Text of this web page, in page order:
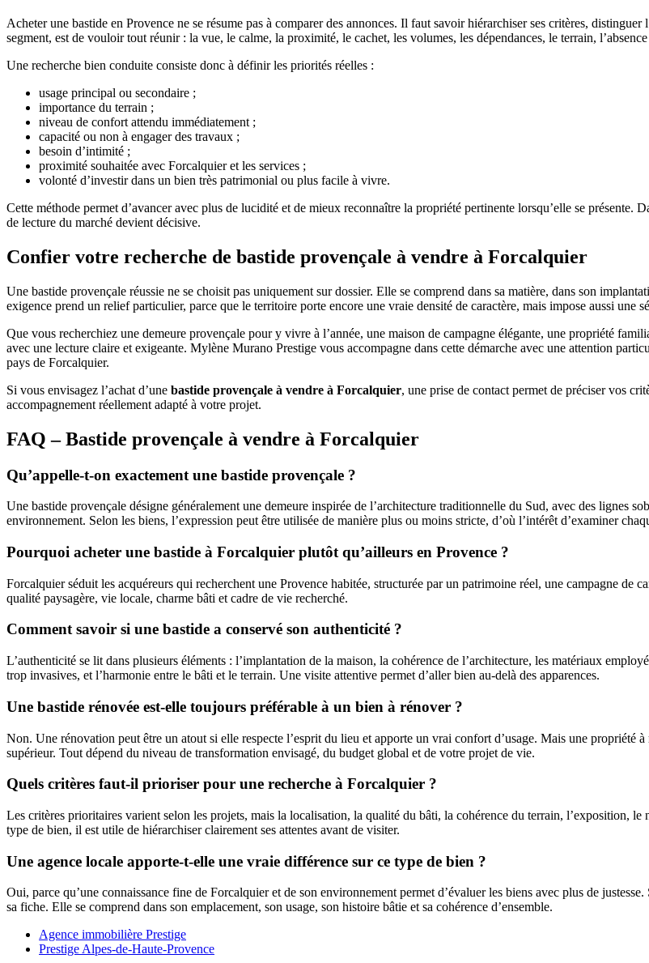
Acheter une bastide en Provence ne se résume pas à comparer des annonces. Il faut savoir hiérarchiser ses critères,
segment, est de vouloir tout réunir : la vue, le calme, la proximité, le cachet, les volumes, les dépendances, le terrain,
Une recherche bien conduite consiste donc à définir les priorités réelles :
usage principal ou secondaire ;
importance du terrain ;
niveau de confort attendu immédiatement ;
capacité ou non à engager des travaux ;
besoin d’intimité ;
proximité souhaitée avec Forcalquier et les services ;
volonté d’investir dans un bien très patrimonial ou plus facile à vivre.
Cette méthode permet d’avancer avec plus de lucidité et de mieux reconnaître la propriété pertinente lorsqu’elle se présente.
de lecture du marché devient décisive.
Confier votre recherche de bastide provençale à vendre à Forcalquier
Une bastide provençale réussie ne se choisit pas uniquement sur dossier. Elle se comprend dans sa matière, dans son
exigence prend un relief particulier, parce que le territoire porte encore une vraie densité de caractère, mais impose aussi une
Que vous recherchiez une demeure provençale pour y vivre à l’année, une maison de campagne élégante, une propriété
avec une lecture claire et exigeante. Mylène Murano Prestige vous accompagne dans cette démarche avec une attention
pays de Forcalquier.
Si vous envisagez l’achat d’une bastide provençale à vendre à Forcalquier, une prise de contact permet de préciser vos
accompagnement réellement adapté à votre projet.
FAQ – Bastide provençale à vendre à Forcalquier
Qu’appelle-t-on exactement une bastide provençale ?
Une bastide provençale désigne généralement une demeure inspirée de l’architecture traditionnelle du Sud, avec des lignes
environnement. Selon les biens, l’expression peut être utilisée de manière plus ou moins stricte, d’où l’intérêt d’examiner
Pourquoi acheter une bastide à Forcalquier plutôt qu’ailleurs en Provence ?
Forcalquier séduit les acquéreurs qui recherchent une Provence habitée, structurée par un patrimoine réel, une campagne de
qualité paysagère, vie locale, charme bâti et cadre de vie recherché.
Comment savoir si une bastide a conservé son authenticité ?
L’authenticité se lit dans plusieurs éléments : l’implantation de la maison, la cohérence de l’architecture, les matériaux
trop invasives, et l’harmonie entre le bâti et le terrain. Une visite attentive permet d’aller bien au-delà des apparences.
Une bastide rénovée est-elle toujours préférable à un bien à rénover ?
Non. Une rénovation peut être un atout si elle respecte l’esprit du lieu et apporte un vrai confort d’usage. Mais une propriété
supérieur. Tout dépend du niveau de transformation envisagé, du budget global et de votre projet de vie.
Quels critères faut-il prioriser pour une recherche à Forcalquier ?
Les critères prioritaires varient selon les projets, mais la localisation, la qualité du bâti, la cohérence du terrain, l’exposition,
type de bien, il est utile de hiérarchiser clairement ses attentes avant de visiter.
Une agence locale apporte-t-elle une vraie différence sur ce type de bien ?
Oui, parce qu’une connaissance fine de Forcalquier et de son environnement permet d’évaluer les biens avec plus de
sa fiche. Elle se comprend dans son emplacement, son usage, son histoire bâtie et sa cohérence d’ensemble.
Top
Agence immobilière Prestige
Prestige Alpes-de-Haute-Provence